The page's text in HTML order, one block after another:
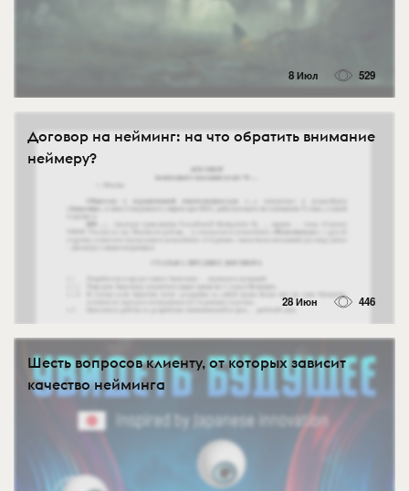
8 Июл 529
Договор на нейминг: на что обратить внимание
неймеру?
28 Июн 446
Шесть вопросов клиенту, от которых зависит
качество нейминга